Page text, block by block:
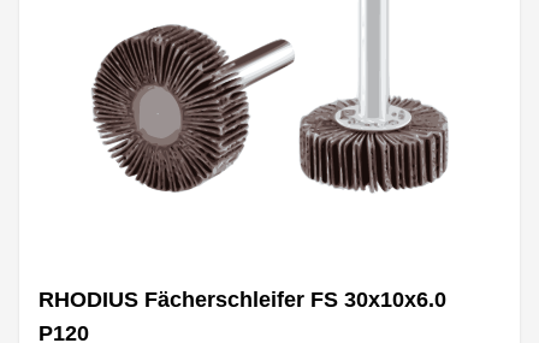
RHODIUS Fächerschleifer FS 30x10x6.0
P120